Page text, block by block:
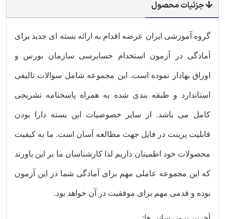
جزئیات محصول
گروه آموزشی ایران عرضه اقدام به ارائه بسته ای جدید برای
آمادگی در آزمون استخدام حسابرسی سازمان بورس و
اوراق بهادار نموده است. این مجموعه شامل سوالات تالیفی
استاندارد و طبقه بندی شده به همراه پاسخنامه تشریحی
کامل می باشد. از سایر خصوصیات این بسته دارا بودن
قابلیت پرینت در فایل جهت مطالعه آسان است. ما به کیفیت
محصولات خود اطمینان داریم لذا کارشناسان ما بر این باورند
که این مجموعه عاملی مهم برای آمادگی شما در این آزمون
بوده و قدمی مهم برای موفقیت در آن خواهد بود.